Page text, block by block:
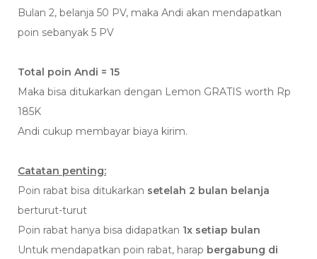
Bulan 2, belanja 50 PV, maka Andi akan mendapatkan
poin sebanyak 5 PV
Total poin Andi = 15
Maka bisa ditukarkan dengan Lemon GRATIS worth Rp
185K
Andi cukup membayar biaya kirim.
Catatan penting:
Poin rabat bisa ditukarkan setelah 2 bulan belanja
berturut-turut
Poin rabat hanya bisa didapatkan 1x setiap bulan
Untuk mendapatkan poin rabat, harap bergabung di